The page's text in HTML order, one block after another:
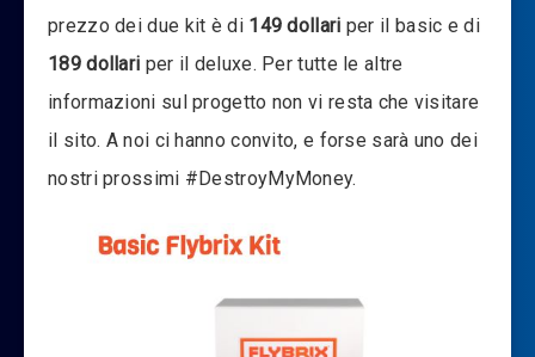
prezzo dei due kit è di149 dollari per il basic e di
189 dollari per il deluxe. Per tutte le altre
informazioni sul progetto non vi resta che visitare
il sito. A noi ci hanno convito, e forse sarà uno dei
nostri prossimi #DestroyMyMoney.